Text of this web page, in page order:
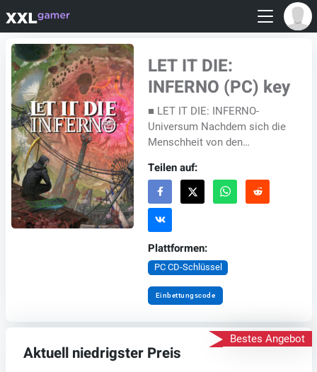
LET IT DIE:
INFERNO (PC) key
■ LET IT DIE: INFERNO-
Universum Nachdem sich die
Menschheit von den
Earth Rage erholt hatte, stand
sie vor einem weiteren Albt...
Teilen auf:
Plattformen:
PC CD-Schlüssel
Einbettungscode
Bestes Angebot
Aktuell niedrigster Preis